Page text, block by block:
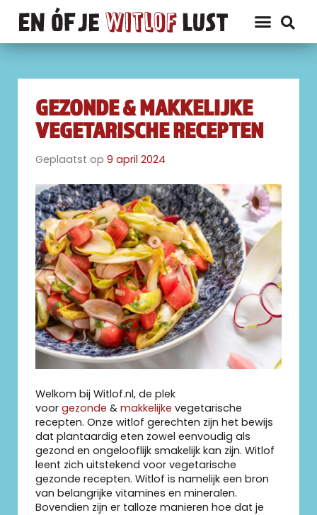
GEZONDE & MAKKELIJKE
VEGETARISCHE RECEPTEN
Geplaatst op 9 april 2024
Welkom bij Witlof.nl, de plek
voor gezonde & makkelijke vegetarische
recepten. Onze witlof gerechten zijn het bewijs
dat plantaardig eten zowel eenvoudig als
gezond en ongelooflijk smakelijk kan zijn. Witlof
leent zich uitstekend voor vegetarische
gezonde recepten. Witlof is namelijk een bron
van belangrijke vitamines en mineralen.
Bovendien zijn er talloze manieren hoe dat je